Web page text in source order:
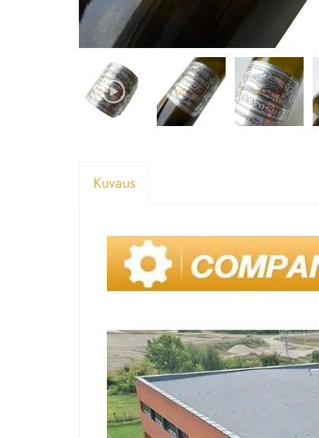
Kuvaus